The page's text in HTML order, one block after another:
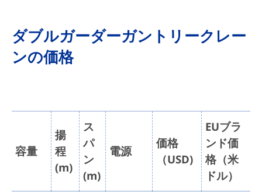
ダブルガーダーガントリークレー
ンの価格
容量
揚
程
(m)
ス
パ
ン
(m)
電源
価格
（USD)
EUブラ
ンド価
格（米
ドル）